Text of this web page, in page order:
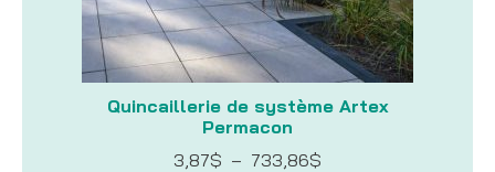
Quincaillerie de système Artex
Permacon
3,87$ – 733,86$